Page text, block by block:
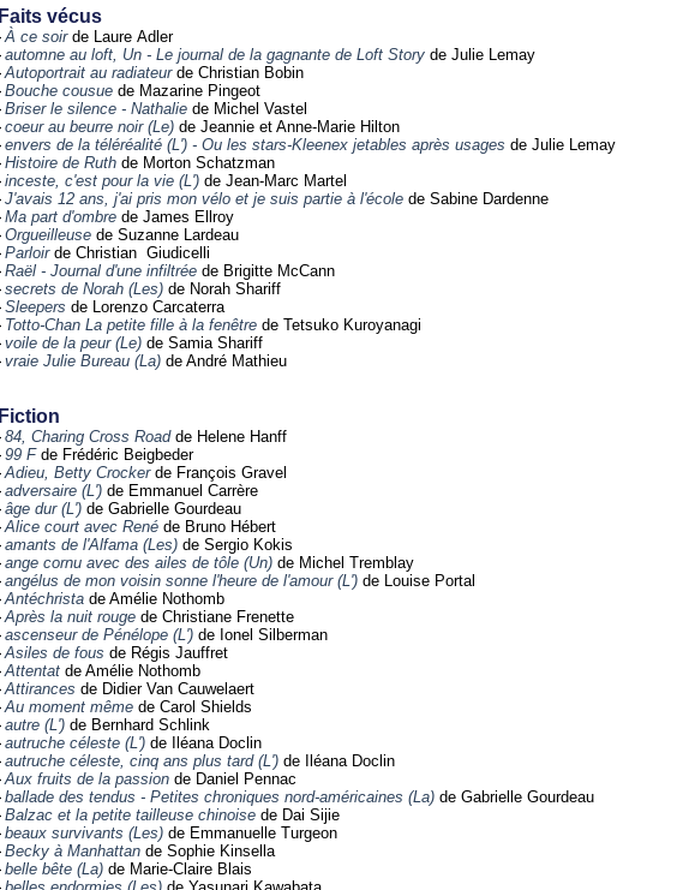
Faits vécus
À ce soirde Laure Adler
automne au loft, Un - Le journal de la gagnante de Loft Story de Julie Lemay
Autoportrait au radiateurde Christian Bobin
Bouche cousue de Mazarine Pingeot
Briser le silence - Nathalie de Michel Vastel
coeur au beurre noir (Le) de Jeannie et Anne-Marie Hilton
envers de la téléréalité (L') - Ou les stars-Kleenex jetables après usages de Julie Lemay
Histoire de Ruth de Morton Schatzman
inceste, c'est pour la vie (L') de Jean-Marc Martel
J'avais 12 ans, j'ai pris mon vélo et je suis partie à l'école de Sabine Dardenne
Ma part d'ombre de James Ellroy
Orgueilleuse de Suzanne Lardeau
Parloirde Christian Giudicelli
Raël - Journal d'une infiltrée de Brigitte McCann
secrets de Norah (Les) de Norah Shariff
Sleepers de Lorenzo Carcaterra
Totto-Chan La petite fille à la fenêtre de Tetsuko Kuroyanagi
voile de la peur (Le) de Samia Shariff
vraie Julie Bureau (La) de André Mathieu
Fiction
84, Charing Cross Roadde Helene Hanff
99 Fde Frédéric Beigbeder
Adieu, Betty Crockerde François Gravel
adversaire (L') de Emmanuel Carrère
âge dur (L') de Gabrielle Gourdeau
Alice court avec René de Bruno Hébert
amants de l'Alfama (Les) de Sergio Kokis
ange cornu avec des ailes de tôle (Un) de Michel Tremblay
angélus de mon voisin sonne l'heure de l'amour (L') de Louise Portal
Antéchrista de Amélie Nothomb
Après la nuit rouge de Christiane Frenette
ascenseur de Pénélope (L') de Ionel Silberman
Asiles de fous de Régis Jauffret
Attentat de Amélie Nothomb
Attirances de Didier Van Cauwelaert
Au moment même de Carol Shields
autre (L') de Bernhard Schlink
autruche céleste (L') de Iléana Doclin
autruche céleste, cinq ans plus tard (L') de Iléana Doclin
Aux fruits de la passion de Daniel Pennac
ballade des tendus - Petites chroniques nord-américaines (La) de Gabrielle Gourdeau
Balzac et la petite tailleuse chinoise de Dai Sijie
beaux survivants (Les) de Emmanuelle Turgeon
Becky à Manhattan de Sophie Kinsella
belle bête (La) de Marie-Claire Blais